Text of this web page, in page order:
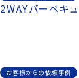
2WAYバーベキ
お客様からの依頼事例